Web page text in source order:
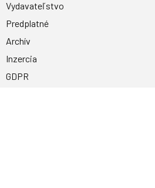
Vydavateľstvo
Predplatné
Archív
Inzercia
GDPR